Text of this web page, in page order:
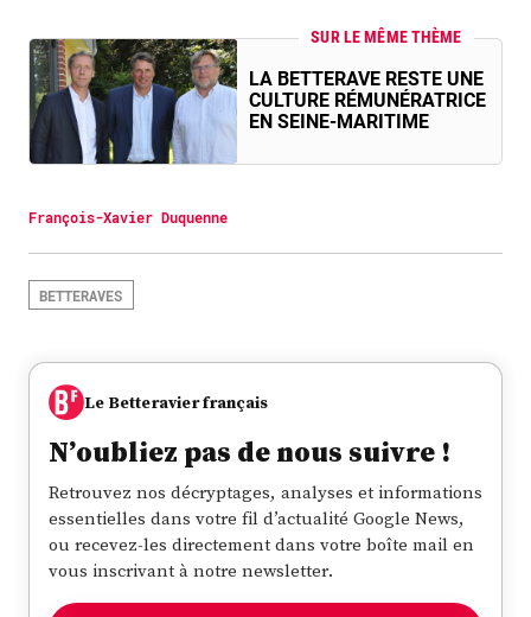
SUR LE MÊME THÈME
LA BETTERAVE RESTE UNE
CULTURE RÉMUNÉRATRICE
EN SEINE-MARITIME
François-Xavier Duquenne
BETTERAVES
Le Betteravier français
N’oubliez pas de nous suivre !
Retrouvez nos décryptages, analyses et informations
essentielles dans votre fil d’actualité Google News,
ou recevez-les directement dans votre boîte mail en
vous inscrivant à notre newsletter.